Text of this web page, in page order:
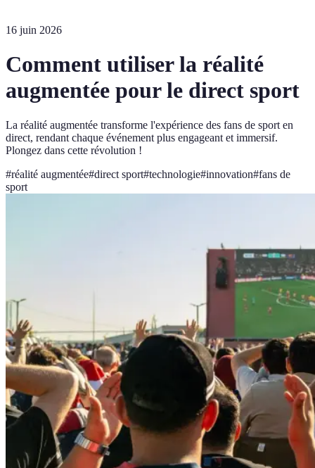
16 juin 2026
Comment utiliser la réalité
augmentée pour le direct sport
La réalité augmentée transforme l'expérience des fans de sport en
direct, rendant chaque événement plus engageant et immersif.
Plongez dans cette révolution !
#réalité augmentée#direct sport#technologie#innovation#fans de
sport